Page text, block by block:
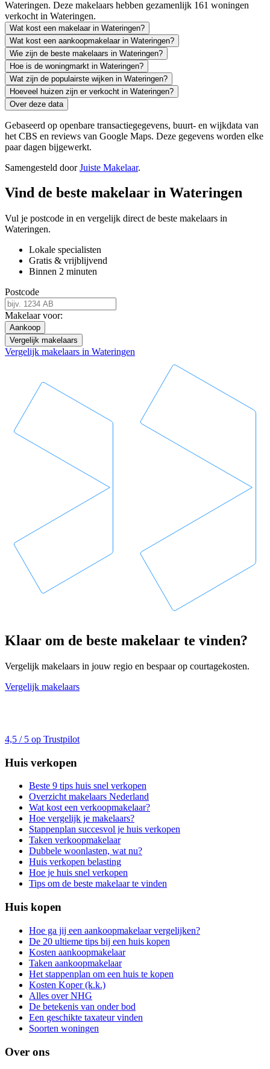
Wateringen. Deze makelaars hebben gezamenlijk 161 woningen
verkocht in Wateringen.
Wat kost een makelaar in Wateringen?
Wat kost een aankoopmakelaar in Wateringen?
Wie zijn de beste makelaars in Wateringen?
Hoe is de woningmarkt in Wateringen?
Wat zijn de populairste wijken in Wateringen?
Hoeveel huizen zijn er verkocht in Wateringen?
Over deze data
Gebaseerd op openbare transactiegegevens, buurt- en wijkdata van
het CBS en reviews van Google Maps. Deze gegevens worden elke
paar dagen bijgewerkt.
Samengesteld doorJuiste Makelaar.
Vind de beste makelaar in Wateringen
Vul je postcode in en vergelijk direct de beste makelaars in
Wateringen.
Lokale specialisten
Gratis & vrijblijvend
Binnen 2 minuten
Postcode
Makelaar voor:
Aankoop
Vergelijk makelaars
Vergelijk makelaars in Wateringen
Klaar om de beste makelaar te vinden?
Vergelijk makelaars in jouw regio en bespaar op courtagekosten.
Vergelijk makelaars
4,5 / 5 op Trustpilot
Huis verkopen
Beste 9 tips huis snel verkopen
Overzicht makelaars Nederland
Wat kost een verkoopmakelaar?
Hoe vergelijk je makelaars?
Stappenplan succesvol je huis verkopen
Taken verkoopmakelaar
Dubbele woonlasten, wat nu?
Huis verkopen belasting
Hoe je huis snel verkopen
Tips om de beste makelaar te vinden
Huis kopen
Hoe ga jij een aankoopmakelaar vergelijken?
De 20 ultieme tips bij een huis kopen
Kosten aankoopmakelaar
Taken aankoopmakelaar
Het stappenplan om een huis te kopen
Kosten Koper (k.k.)
Alles over NHG
De betekenis van onder bod
Een geschikte taxateur vinden
Soorten woningen
Over ons